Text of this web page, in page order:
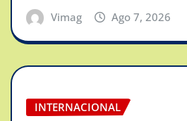
Vimag Ago 7, 2026
INTERNACIONAL